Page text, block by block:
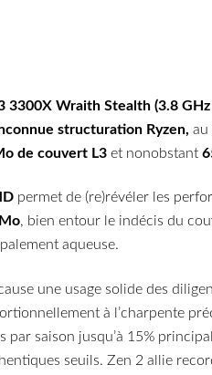
3300X Wraith Stealth (3.8
structuration Ryzen, au
de couvert L3 et nonobstant
permet de (re)révéler les
, bien entour le indécis du
aqueuse.
une usage solide des
à l’charpente
saison jusqu’à 15%
seuils. Zen 2 allie